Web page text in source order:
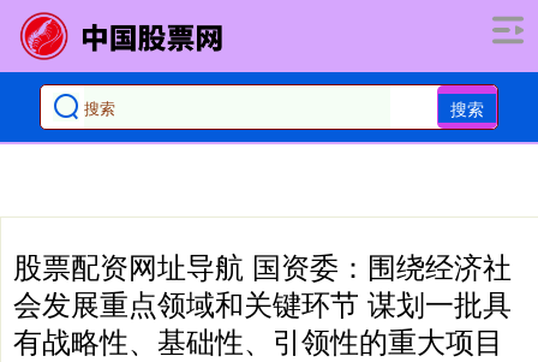
搜索
股票配资网址导航 国资委：围绕经济社
会发展重点领域和关键环节 谋划一批具
有战略性、基础性、引领性的重大项目